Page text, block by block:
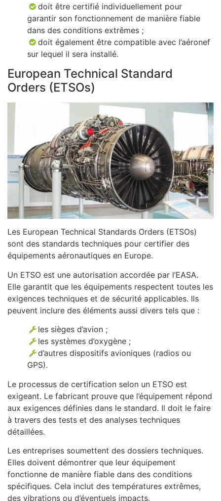
doit être certifié individuellement pour
garantir son fonctionnement de manière fiable
dans des conditions extrêmes ;
doit également être compatible avec l’aéronef
sur lequel il sera installé.
European Technical Standard
Orders (ETSOs)
Les European Technical Standards Orders (ETSOs)
sont des standards techniques pour certifier des
équipements aéronautiques en Europe.
Un ETSO est une autorisation accordée par l’EASA.
Elle garantit que les équipements respectent toutes les
exigences techniques et de sécurité applicables. Ils
peuvent inclure des éléments aussi divers tels que :
les sièges d’avion ;
les systèmes d’oxygène ;
d’autres dispositifs avioniques (radios ou
GPS).
Le processus de certification selon un ETSO est
exigeant. Le fabricant prouve que l’équipement répond
aux exigences définies dans le standard. Il doit le faire
à travers des tests et des analyses techniques
détaillées.
Les entreprises soumettent des dossiers techniques.
Elles doivent démontrer que leur équipement
fonctionne de manière fiable dans des conditions
spécifiques. Cela inclut des températures extrêmes,
des vibrations ou d’éventuels impacts.